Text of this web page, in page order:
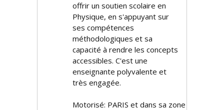
offrir un soutien scolaire en
Physique, en s'appuyant sur
ses compétences
méthodologiques et sa
capacité à rendre les concepts
accessibles. C'est une
enseignante polyvalente et
très engagée.
Motorisé: PARIS et dans sa zone